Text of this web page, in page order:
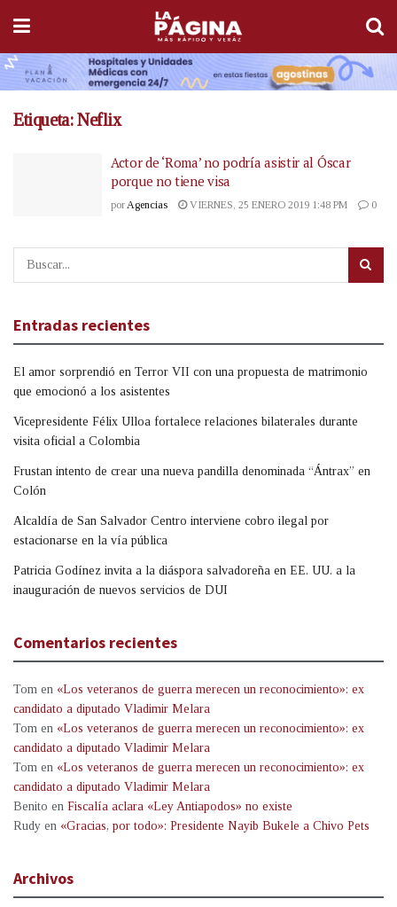
Etiqueta:Neflix
Actor de ‘Roma’ no podría asistir al Óscar
porque no tiene visa
por Agencias VIERNES, 25 ENERO 2019 1:48 PM 0
Entradas recientes
El amor sorprendió en Terror VII con una propuesta de matrimonio
que emocionó a los asistentes
Vicepresidente Félix Ulloa fortalece relaciones bilaterales durante
visita oficial a Colombia
Frustan intento de crear una nueva pandilla denominada “Ántrax” en
Colón
Alcaldía de San Salvador Centro interviene cobro ilegal por
estacionarse en la vía pública
Patricia Godínez invita a la diáspora salvadoreña en EE. UU. a la
inauguración de nuevos servicios de DUI
Comentarios recientes
Tom en «Los veteranos de guerra merecen un reconocimiento»: ex
candidato a diputado Vladimir Melara
Tom en «Los veteranos de guerra merecen un reconocimiento»: ex
candidato a diputado Vladimir Melara
Tom en «Los veteranos de guerra merecen un reconocimiento»: ex
candidato a diputado Vladimir Melara
Benito en Fiscalía aclara «Ley Antiapodos» no existe
Rudy en «Gracias, por todo»: Presidente Nayib Bukele a Chivo Pets
Archivos